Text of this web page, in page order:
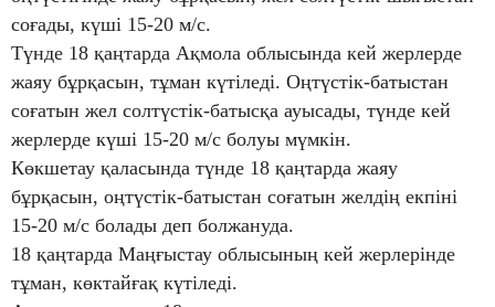
соғады, күші 15-20 м/с.
Түнде 18 қаңтарда Ақмола облысында кей жерлерде
жаяу бұрқасын, тұман күтіледі. Оңтүстік-батыстан
соғатын жел солтүстік-батысқа ауысады, түнде кей
жерлерде күші 15-20 м/с болуы мүмкін.
Көкшетау қаласында түнде 18 қаңтарда жаяу
бұрқасын, оңтүстік-батыстан соғатын желдің екпіні
15-20 м/с болады деп болжануда.
18 қаңтарда Маңғыстау облысының кей жерлерінде
тұман, көктайғақ күтіледі.